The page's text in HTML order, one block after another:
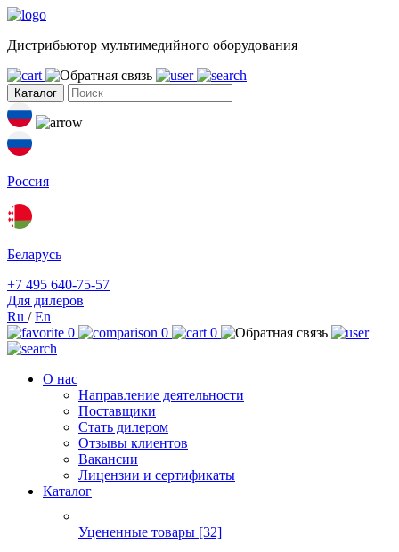
Дистрибьютор мультимедийного оборудования
Каталог
Россия
Беларусь
+7 495 640-75-57
Для дилеров
Ru /En
0
0 0
О нас
Направление деятельности
Поставщики
Стать дилером
Отзывы клиентов
Вакансии
Лицензии и сертификаты
Каталог
Уцененные товары [32]